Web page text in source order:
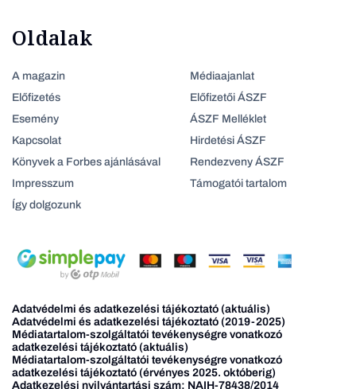
Oldalak
A magazin
Előfizetés
Esemény
Kapcsolat
Könyvek a Forbes ajánlásával
Impresszum
Így dolgozunk
Médiaajanlat
Előfizetői ÁSZF
ÁSZF Melléklet
Hirdetési ÁSZF
Rendezveny ÁSZF
Támogatói tartalom
Adatvédelmi és adatkezelési tájékoztató (aktuális)
Adatvédelmi és adatkezelési tájékoztató (2019-2025)
Médiatartalom-szolgáltatói tevékenységre vonatkozó
adatkezelési tájékoztató (aktuális)
Médiatartalom-szolgáltatói tevékenységre vonatkozó
adatkezelési tájékoztató (érvényes 2025. októberig)
Adatkezelési nyilvántartási szám: NAIH-78438/2014